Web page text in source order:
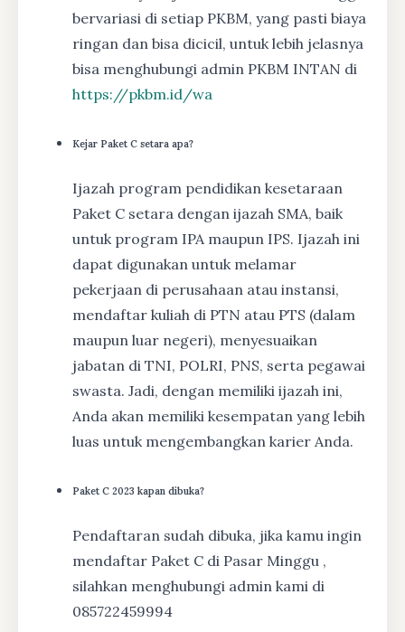
bervariasi di setiap PKBM, yang pasti biaya
ringan dan bisa dicicil, untuk lebih jelasnya
bisa menghubungi admin PKBM INTAN di
https://pkbm.id/wa
Kejar Paket C setara apa?
Ijazah program pendidikan kesetaraan
Paket C setara dengan ijazah SMA, baik
untuk program IPA maupun IPS. Ijazah ini
dapat digunakan untuk melamar
pekerjaan di perusahaan atau instansi,
mendaftar kuliah di PTN atau PTS (dalam
maupun luar negeri), menyesuaikan
jabatan di TNI, POLRI, PNS, serta pegawai
swasta. Jadi, dengan memiliki ijazah ini,
Anda akan memiliki kesempatan yang lebih
luas untuk mengembangkan karier Anda.
Paket C 2023 kapan dibuka?
Pendaftaran sudah dibuka, jika kamu ingin
mendaftar Paket C di Pasar Minggu ,
silahkan menghubungi admin kami di
085722459994